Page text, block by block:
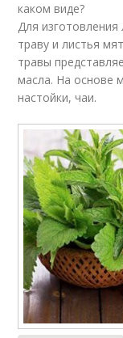
каком виде?
Для изготовления
траву и листья
травы
масла. На основе
настойки, чаи.